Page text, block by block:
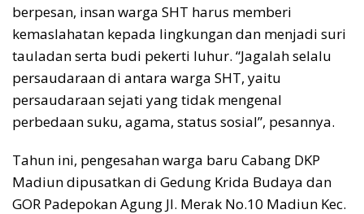
berpesan, insan warga SHT harus memberi
kemaslahatan kepada lingkungan dan menjadi suri
tauladan serta budi pekerti luhur. “Jagalah selalu
persaudaraan di antara warga SHT, yaitu
persaudaraan sejati yang tidak mengenal
perbedaan suku, agama, status sosial”, pesannya.
Tahun ini, pengesahan warga baru Cabang DKP
Madiun dipusatkan di Gedung Krida Budaya dan
GOR Padepokan Agung JI. Merak No.10 Madiun Kec.